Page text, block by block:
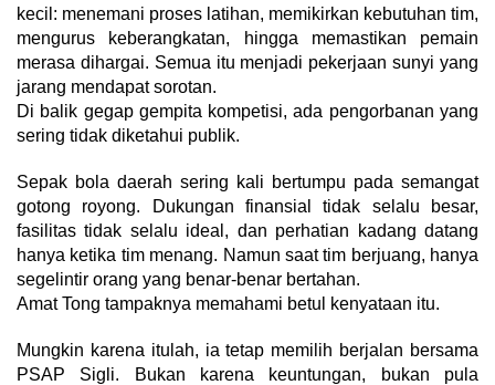
kecil: menemani proses latihan, memikirkan kebutuhan tim,
mengurus keberangkatan, hingga memastikan pemain
merasa dihargai. Semua itu menjadi pekerjaan sunyi yang
jarang mendapat sorotan.
Di balik gegap gempita kompetisi, ada pengorbanan yang
sering tidak diketahui publik.
Sepak bola daerah sering kali bertumpu pada semangat
gotong royong. Dukungan finansial tidak selalu besar,
fasilitas tidak selalu ideal, dan perhatian kadang datang
hanya ketika tim menang. Namun saat tim berjuang, hanya
segelintir orang yang benar-benar bertahan.
Amat Tong tampaknya memahami betul kenyataan itu.
Mungkin karena itulah, ia tetap memilih berjalan bersama
PSAP Sigli. Bukan karena keuntungan, bukan pula